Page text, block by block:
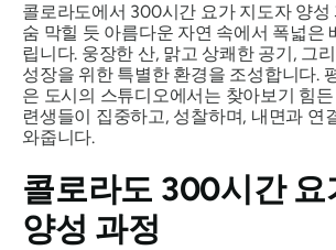
콜로라도에서 300시간 요가 지도자 양성
숨 막힐 듯 아름다운 자연 속에서 폭넓은
립니다. 웅장한 산, 맑고 상쾌한 공기, 그
성장을 위한 특별한 환경을 조성합니다.
은 도시의 스튜디오에서는 찾아보기 힘
련생들이 집중하고, 성찰하며, 내면과 연
와줍니다.
콜로라도 300시간 요
양성 과정